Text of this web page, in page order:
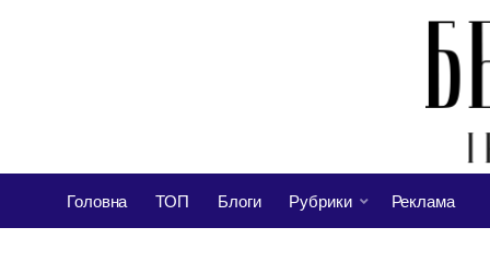
Головна ТОП Блоги Рубрики Реклама